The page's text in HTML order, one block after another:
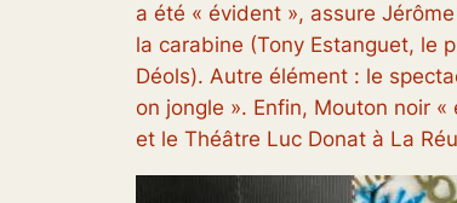
a été « évident », assure
la carabine (Tony Estanguet, le
Déols). Autre élément : le
on jongle ». Enfin, Mouton noir «
et le Théâtre Luc Donat à La